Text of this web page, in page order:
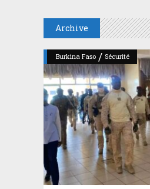
Archive
Burkina Faso / Sécurité